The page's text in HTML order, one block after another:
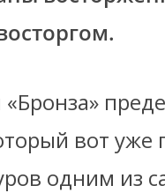
вот уже
одним